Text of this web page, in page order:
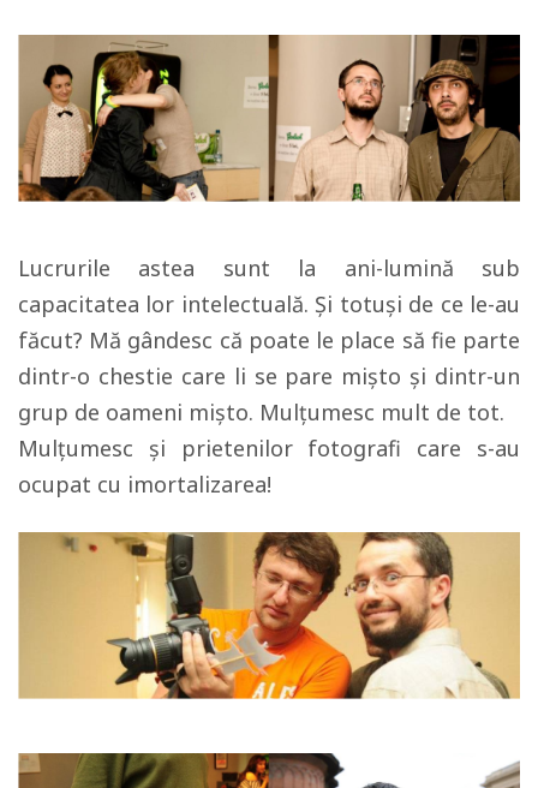
Lucrurile astea sunt la ani-lumină sub
capacitatea lor intelectuală. Și totuși de ce le-au
făcut? Mă gândesc că poate le place să fie parte
dintr-o chestie care li se pare mișto și dintr-un
grup de oameni mișto. Mulțumesc mult de tot.
Mulțumesc și prietenilor fotografi care s-au
ocupat cu imortalizarea!